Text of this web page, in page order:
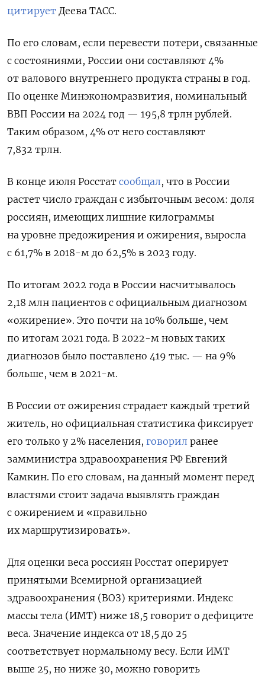
цитирует Деева ТАСС.
По его словам, если перевести потери, связанные
с состояниями, России они составляют 4%
от валового внутреннего продукта страны в год.
По оценке Минэкономразвития, номинальный
ВВП России на 2024 год — 195,8 трлн рублей.
Таким образом, 4% от него составляют
7,832 трлн.
В конце июля Росстат сообщал, что в России
растет число граждан с избыточным весом: доля
россиян, имеющих лишние килограммы
на уровне предожирения и ожирения, выросла
с 61,7% в 2018-м до 62,5% в 2023 году.
По итогам 2022 года в России насчитывалось
2,18 млн пациентов с официальным диагнозом
«ожирение». Это почти на 10% больше, чем
по итогам 2021 года. В 2022-м новых таких
диагнозов было поставлено 419 тыс. — на 9%
больше, чем в 2021-м.
В России от ожирения страдает каждый третий
житель, но официальная статистика фиксирует
его только у 2% населения, говорил ранее
замминистра здравоохранения РФ Евгений
Камкин. По его словам, на данный момент перед
властями стоит задача выявлять граждан
с ожирением и «правильно
их маршрутизировать».
Для оценки веса россиян Росстат оперирует
принятыми Всемирной организацией
здравоохранения (ВОЗ) критериями. Индекс
массы тела (ИМТ) ниже 18,5 говорит о дефиците
веса. Значение индекса от 18,5 до 25
соответствует нормальному весу. Если ИМТ
выше 25, но ниже 30, можно говорить